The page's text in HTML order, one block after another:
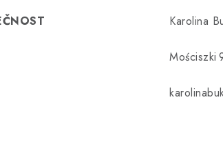
Karolina
Mościszki